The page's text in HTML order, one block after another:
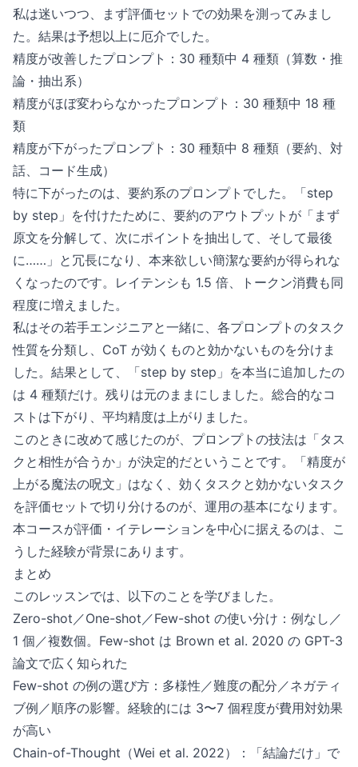
私は迷いつつ、まず評価セットでの効果を測ってみまし
た。結果は予想以上に厄介でした。
精度が改善したプロンプト：30 種類中 4 種類（算数・推
論・抽出系）
精度がほぼ変わらなかったプロンプト：30 種類中 18 種
類
精度が下がったプロンプト：30 種類中 8 種類（要約、対
話、コード生成）
特に下がったのは、要約系のプロンプトでした。「step
by step」を付けたために、要約のアウトプットが「まず
原文を分解して、次にポイントを抽出して、そして最後
に……」と冗長になり、本来欲しい簡潔な要約が得られな
くなったのです。レイテンシも 1.5 倍、トークン消費も同
程度に増えました。
私はその若手エンジニアと一緒に、各プロンプトのタスク
性質を分類し、CoT が効くものと効かないものを分けま
した。結果として、「step by step」を本当に追加したの
は 4 種類だけ。残りは元のままにしました。総合的なコ
ストは下がり、平均精度は上がりました。
このときに改めて感じたのが、プロンプトの技法は「タス
クと相性が合うか」が決定的だということです。「精度が
上がる魔法の呪文」はなく、効くタスクと効かないタスク
を評価セットで切り分けるのが、運用の基本になります。
本コースが評価・イテレーションを中心に据えるのは、こ
うした経験が背景にあります。
まとめ
このレッスンでは、以下のことを学びました。
Zero-shot／One-shot／Few-shot の使い分け：例なし／
1 個／複数個。Few-shot は Brown et al. 2020 の GPT-3
論文で広く知られた
Few-shot の例の選び方：多様性／難度の配分／ネガティ
ブ例／順序の影響。経験的には 3〜7 個程度が費用対効果
が高い
Chain-of-Thought（Wei et al. 2022）：「結論だけ」で